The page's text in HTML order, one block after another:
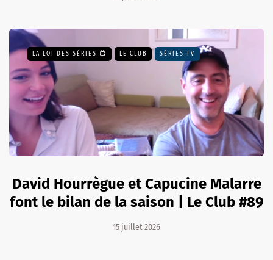
LA LOI DES SÉRIES 📺 LE CLUB SÉRIES TV
David Hourrègue et Capucine Malarre
font le bilan de la saison | Le Club #89
15 juillet 2026